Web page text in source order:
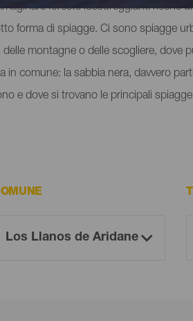
foreste lussureggianti ricche
forma di spiagge. Ci sono spiagge
montagne o delle scogliere,
in comune: la sabbia nera, davvero
e dove si trovano le principali